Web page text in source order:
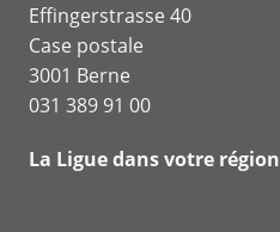
Effingerstrasse 40
Case postale
3001 Berne
031 389 91 00
La Ligue dans votre région